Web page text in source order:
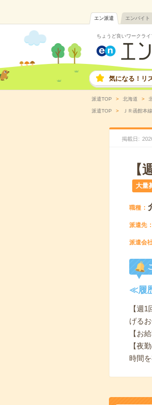
エン派遣 エンバイト
ちょうど良いワークラ
気になる！リ
派遣TOP 北海道
派遣TOP ＪＲ函館本
掲載日
【
大量
職種
派遣先
派遣会
≪履
【週
げる
【お
【夜
時間